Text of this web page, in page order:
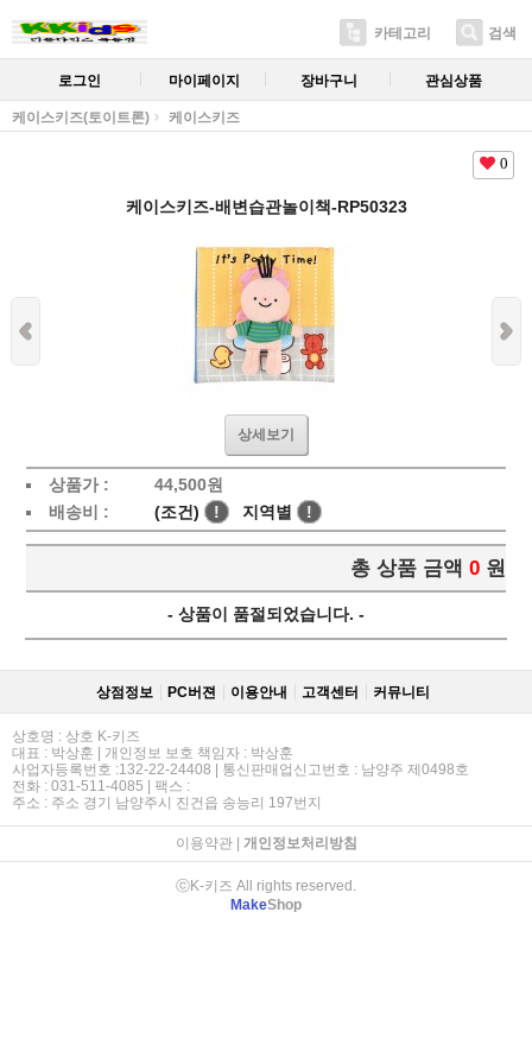
카테고리 검색
로그인 마이페이지 장바구니 관심상품
케이스키즈(토이트론) 케이스키즈
0
케이스키즈-배변습관놀이책-RP50323
상세보기
상품가 : 44,500원
배송비 :
(조건) ! 지역별 !
총 상품 금액 0 원
- 상품이 품절되었습니다. -
상점정보 PC버젼 이용안내 고객센터 커뮤니티
상호명 : 상호 K-키즈
대표 : 박상훈 | 개인정보 보호 책임자 : 박상훈
사업자등록번호 :132-22-24408 | 통신판매업신고번호 : 남양주 제0498호
전화 : 031-511-4085 | 팩스 :
주소 : 주소 경기 남양주시 진건읍 송능리 197번지
이용약관| 개인정보처리방침
ⓒK-키즈 All rights reserved.
MakeShop